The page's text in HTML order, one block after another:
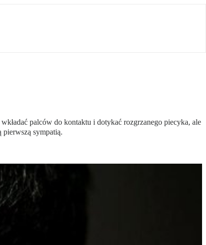
palców do kontaktu i dotykać rozgrzanego piecyka, ale
sympatią.